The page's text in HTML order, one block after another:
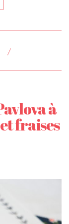
à
fraises